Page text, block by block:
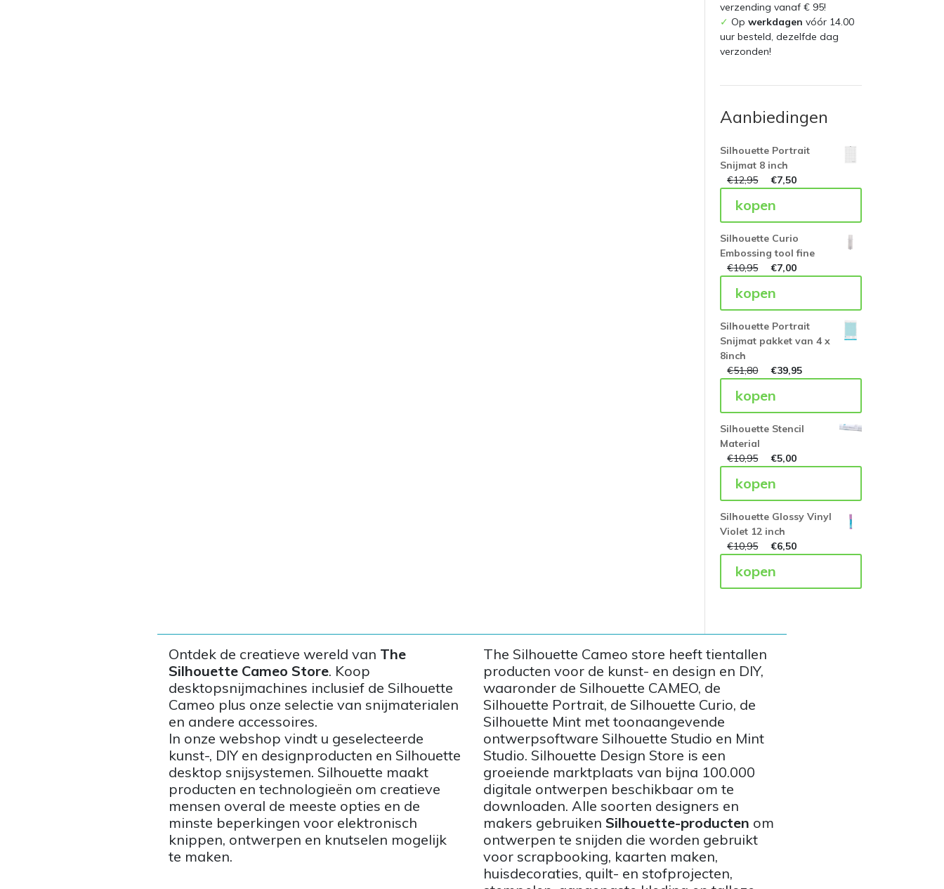
verzending vanaf € 95!
✓ Opwerkdagen vóór 14.00
uur besteld, dezelfde dag
verzonden!
Aanbiedingen
Silhouette Portrait
Snijmat 8 inch
€12,95 €7,50
kopen
Silhouette Curio
Embossing tool fine
€10,95 €7,00
kopen
Silhouette Portrait
Snijmat pakket van 4 x
8inch
€51,80 €39,95
kopen
Silhouette Stencil
Material
€10,95 €5,00
kopen
Silhouette Glossy Vinyl
Violet 12 inch
€10,95 €6,50
kopen
Ontdek de creatieve wereld van The
Silhouette Cameo Store. Koop
desktopsnijmachines inclusief de Silhouette
Cameo plus onze selectie van snijmaterialen
en andere accessoires.
In onze webshop vindt u geselecteerde
kunst-, DIY en designproducten en Silhouette
desktop snijsystemen. Silhouette maakt
producten en technologieën om creatieve
mensen overal de meeste opties en de
minste beperkingen voor elektronisch
knippen, ontwerpen en knutselen mogelijk
te maken.
The Silhouette Cameo store heeft tientallen
producten voor de kunst- en design en DIY,
waaronder de Silhouette CAMEO, de
Silhouette Portrait, de Silhouette Curio, de
Silhouette Mint met toonaangevende
ontwerpsoftware Silhouette Studio en Mint
Studio. Silhouette Design Store is een
groeiende marktplaats van bijna 100.000
digitale ontwerpen beschikbaar om te
downloaden. Alle soorten designers en
makers gebruiken Silhouette-producten om
ontwerpen te snijden die worden gebruikt
voor scrapbooking, kaarten maken,
huisdecoraties, quilt- en stofprojecten,